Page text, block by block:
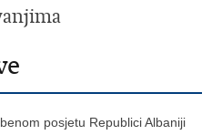
posjetu Republici Albaniji